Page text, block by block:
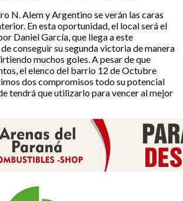
N. Alem y Argentino se verán las caras
En esta oportunidad, el local será el
Daniel García, que llega a este
conseguir su segunda victoria de manera
muchos goles. A pesar de que
el elenco del barrio 12 de Octubre
dos compromisos todo su potencial
tendrá que utilizarlo para vencer al mejor